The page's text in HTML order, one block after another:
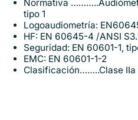
Normativa
tipo 1
Logoaudiometría:
HF: EN 60645-4 /ANSI
Seguridad: EN 60601-1,
EMC: EN 60601-1-2
Clasificación……..Clase IIa